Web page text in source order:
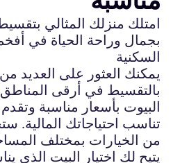
امتلك منزلك المثالي
بجمال وراحة الحياة في
السكنية
يمكنك العثور على العديد من
بالتقسيط في أرقى المناطق
البيوت بأسعار مناسبة
تناسب احتياجاتك المالية.
من الخيارات بمختلف
يتيح لك اختيار البيت الذي